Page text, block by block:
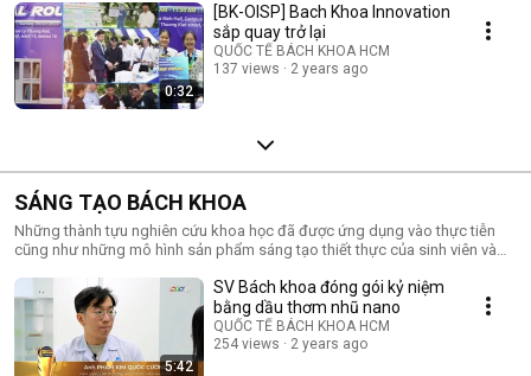
0:32
[BK-OISP] Bach Khoa Innovation
sắp quay trở lại
QUỐC TẾ BÁCH KHOA HCM
137 views
2 years ago
SÁNG TẠO BÁCH KHOA
Những thành tựu nghiên cứu khoa học đã được ứng dụng vào thực tiễn
cũng như những mô hình sản phẩm sáng tạo thiết thực của sinh viên và
5:42
SV Bách khoa đóng gói kỷ niệm
bằng dầu thơm nhũ nano
QUỐC TẾ BÁCH KHOA HCM
254 views
2 years ago